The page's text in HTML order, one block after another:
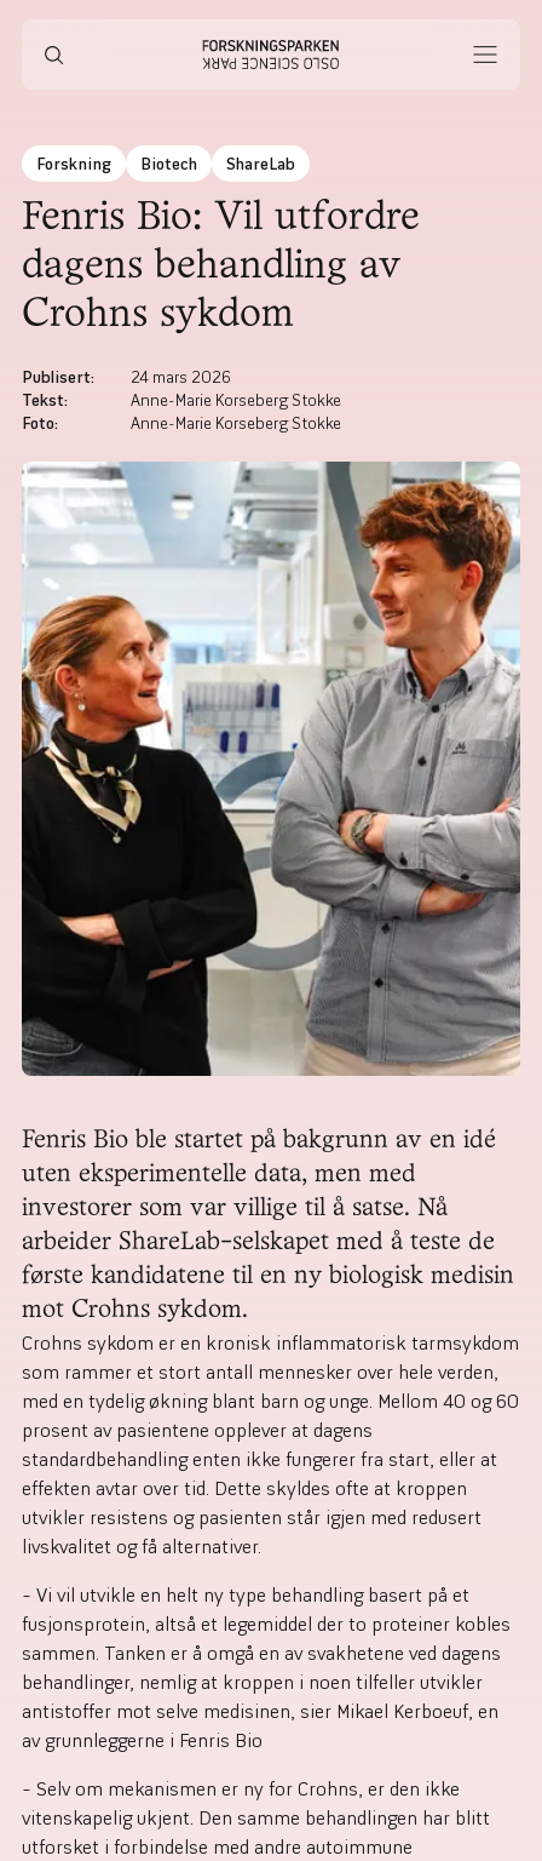
Forskning Biotech ShareLab
Fenris Bio: Vil utfordre
dagens behandling av
Crohns sykdom
Publisert:
24 mars 2026
Tekst:
Anne-Marie Korseberg Stokke
Foto: Anne-Marie Korseberg Stokke
Fenris Bio ble startet på bakgrunn av en idé
uten eksperimentelle data, men med
investorer som var villige til å satse. Nå
arbeider ShareLab-selskapet med å teste de
første kandidatene til en ny biologisk medisin
mot Crohns sykdom.
Crohns sykdom er en kronisk inflammatorisk tarmsykdom
som rammer et stort antall mennesker over hele verden,
med en tydelig økning blant barn og unge. Mellom 40 og 60
prosent av pasientene opplever at dagens
standardbehandling enten ikke fungerer fra start, eller at
effekten avtar over tid. Dette skyldes ofte at kroppen
utvikler resistens og pasienten står igjen med redusert
livskvalitet og få alternativer.
– Vi vil utvikle en helt ny type behandling basert på et
fusjonsprotein, altså et legemiddel der to proteiner kobles
sammen. Tanken er å omgå en av svakhetene ved dagens
behandlinger, nemlig at kroppen i noen tilfeller utvikler
antistoffer mot selve medisinen, sier Mikael Kerboeuf, en
av grunnleggerne i Fenris Bio
– Selv om mekanismen er ny for Crohns, er den ikke
vitenskapelig ukjent. Den samme behandlingen har blitt
utforsket i forbindelse med andre autoimmune